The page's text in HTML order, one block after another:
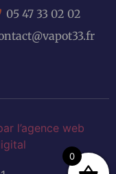
05 47 33 02 02
l’agence web
0